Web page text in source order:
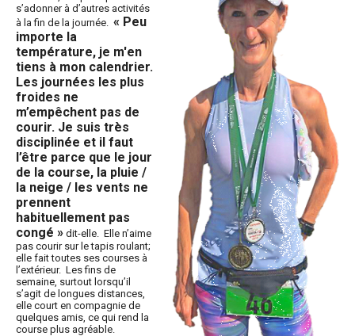
s’adonner à d’autres activités
à la fin de la journée. « Peu
importe la
température, je m'en
tiens à mon calendrier.
Les journées les plus
froides ne
m’empêchent pas de
courir. Je suis très
disciplinée et il faut
l’être parce que le jour
de la course, la pluie /
la neige / les vents ne
prennent
habituellement pas
congé » dit-elle. Elle n’aime
pas courir sur le tapis roulant;
elle fait toutes ses courses à
l’extérieur. Les fins de
semaine, surtout lorsqu’il
s’agit de longues distances,
elle court en compagnie de
quelques amis, ce qui rend la
course plus agréable.